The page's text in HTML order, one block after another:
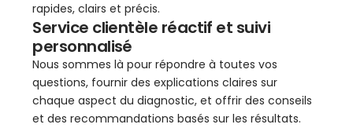
rapides, clairs et précis.
Service clientèle réactif et suivi
personnalisé
Nous sommes là pour répondre à toutes vos
questions, fournir des explications claires sur
chaque aspect du diagnostic, et offrir des conseils
et des recommandations basés sur les résultats.